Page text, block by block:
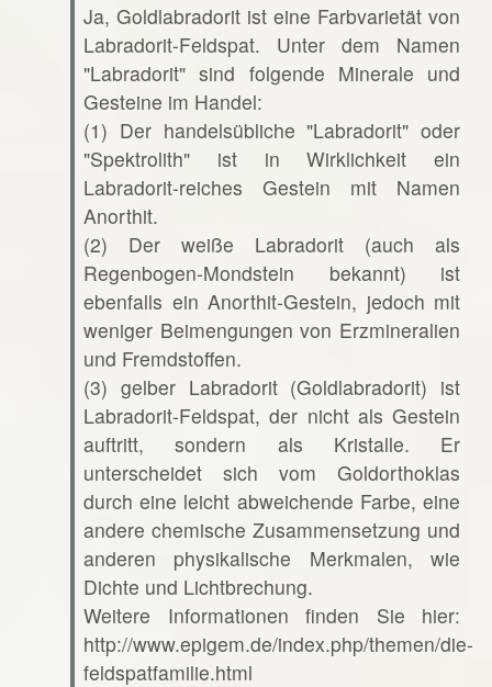
Ja, Goldlabradorit ist eine Farbvarietät von
Labradorit-Feldspat. Unter dem Namen
"Labradorit" sind folgende Minerale und
Gesteine im Handel:
(1) Der handelsübliche "Labradorit" oder
"Spektrolith" ist in Wirklichkeit ein
Labradorit-reiches Gestein mit Namen
Anorthit.
(2) Der weiße Labradorit (auch als
Regenbogen-Mondstein bekannt) ist
ebenfalls ein Anorthit-Gestein, jedoch mit
weniger Beimengungen von Erzmineralien
und Fremdstoffen.
(3) gelber Labradorit (Goldlabradorit) ist
Labradorit-Feldspat, der nicht als Gestein
auftritt, sondern als Kristalle. Er
unterscheidet sich vom Goldorthoklas
durch eine leicht abweichende Farbe, eine
andere chemische Zusammensetzung und
anderen physikalische Merkmalen, wie
Dichte und Lichtbrechung.
Weitere Informationen finden Sie hier:
http://www.epigem.de/index.php/themen/die-
feldspatfamilie.html